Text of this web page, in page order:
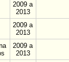
2009 a
2013
2009 a
2013
2009 a
2013